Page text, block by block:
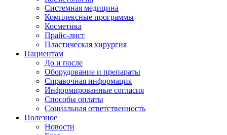
Системная медицина
Комплексные программы
Косметика
Прайс-лист
Пластическая хирургия
Пациентам
До и после
Оборудование и препараты
Справочная информация
Информированные согласия
Способы оплаты
Социальная ответственность
Полезное
Новости